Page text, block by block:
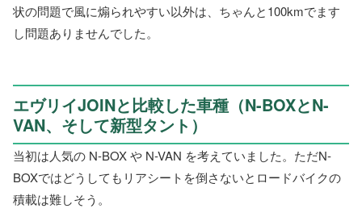
状の問題で風に煽られやすい以外は、ちゃんと100kmでます
し問題ありませんでした。
エヴリイJOINと比較した車種（N-BOXとN-
VAN、そして新型タント）
当初は人気の N-BOX や N-VAN を考えていました。ただN-
BOXではどうしてもリアシートを倒さないとロードバイクの
積載は難しそう。